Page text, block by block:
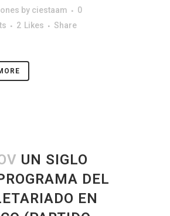
by ciestaam
0
2 Likes Share
UN SIGLO
DEL
EN